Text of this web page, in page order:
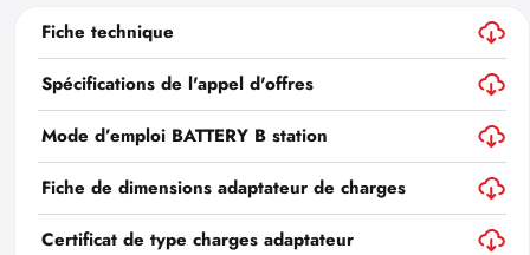
Fiche technique
Spécifications de l'appel d'offres
Mode d’emploi BATTERY B station
Fiche de dimensions adaptateur de charges
Certificat de type charges adaptateur